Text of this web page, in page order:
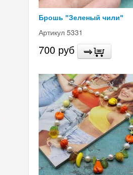
Брошь "Зеленый чили"
Артикул 5331
700 руб